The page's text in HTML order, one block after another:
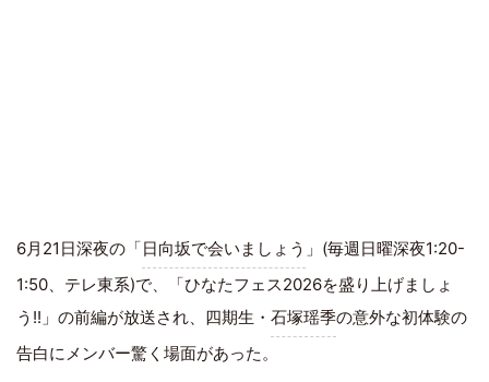
6月21日深夜の「日向坂で会いましょう 」(毎週日曜深夜1:20-
1:50、テレ東系)で、「ひなたフェス2026を盛り上げましょ
う!!」の前編が放送され、四期生・ 石塚瑶季の意外な初体験の
告白にメンバー驚く場面があった。